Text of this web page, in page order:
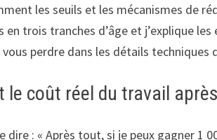
les seuils et les mécanismes de
en trois tranches d’âge et j’explique
vous perdre dans les détails
le coût réel du travail
dire : « Après tout, si je peux gagner 1